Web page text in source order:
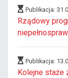
Publikacja:
Rządowy
Publikacja:
Kolejne staże